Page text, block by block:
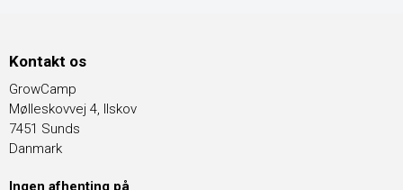
Kontakt os
GrowCamp
Mølleskovvej 4, Ilskov
7451 Sunds
Danmark
Ingen afhenting på